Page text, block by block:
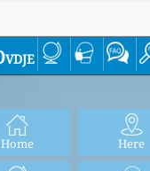
Home Here